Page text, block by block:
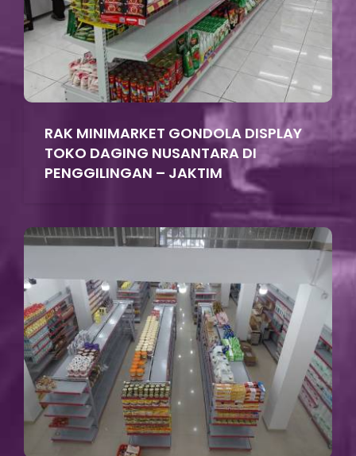
RAK MINIMARKET GONDOLA DISPLAY
TOKO DAGING NUSANTARA DI
PENGGILINGAN – JAKTIM